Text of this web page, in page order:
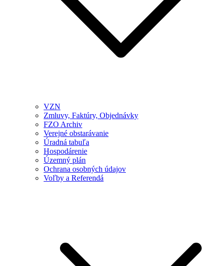
VZN
Zmluvy, Faktúry, Objednávky
FZO Archiv
Verejné obstarávanie
Úradná tabuľa
Hospodárenie
Územný plán
Ochrana osobných údajov
Voľby a Referendá